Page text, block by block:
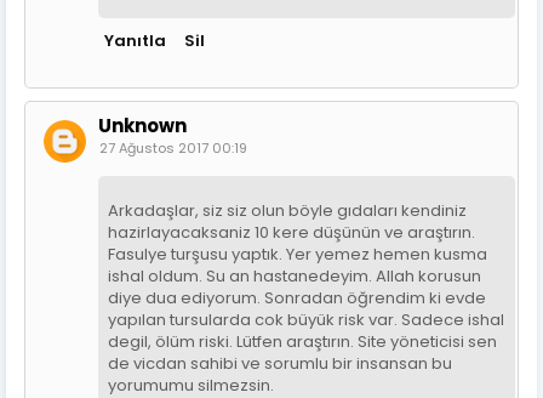
Yanıtla Sil
Unknown
27 Ağustos 2017 00:19
Arkadaşlar, siz siz olun böyle gıdaları kendiniz
hazirlayacaksaniz 10 kere düşünün ve araştırın.
Fasulye turşusu yaptık. Yer yemez hemen kusma
ishal oldum. Su an hastanedeyim. Allah korusun
diye dua ediyorum. Sonradan öğrendim ki evde
yapılan tursularda cok büyük risk var. Sadece ishal
degil, ölüm riski. Lütfen araştırın. Site yöneticisi sen
de vicdan sahibi ve sorumlu bir insansan bu
yorumumu silmezsin.